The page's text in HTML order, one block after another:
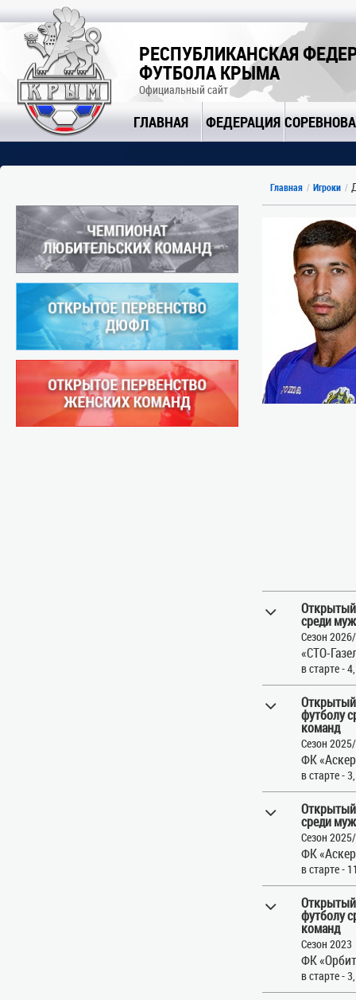
РЕСПУБЛИКАНСКАЯ
ФУТБОЛА КРЫМА
Официальный сайт
ГЛАВНАЯ ФЕДЕРАЦИЯ
Главная Игроки
среди
Сезон
«СТО-
в старте -
футболу
команд
Сезон
ФК
в старте -
среди
Сезон
ФК
в старте -
футболу
команд
Сезон 2023
ФК
в старте -